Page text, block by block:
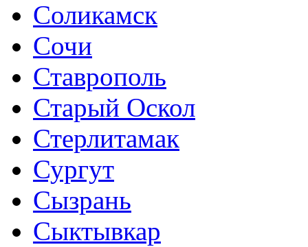
Соликамск
Сочи
Ставрополь
Старый Оскол
Стерлитамак
Сургут
Сызрань
Сыктывкар